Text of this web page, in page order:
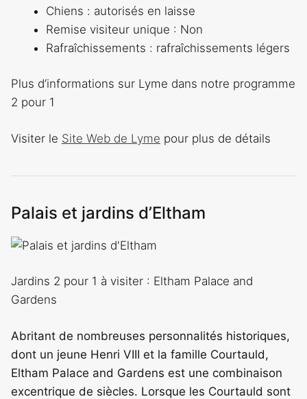
Chiens : autorisés en laisse
Remise visiteur unique : Non
Rafraîchissements : rafraîchissements légers
Plus d’informations sur Lyme dans notre programme
2 pour 1
Visiter le Site Web de Lyme pour plus de détails
Palais et jardins d’Eltham
Jardins 2 pour 1 à visiter : Eltham Palace and
Gardens
Abritant de nombreuses personnalités historiques,
dont un jeune Henri VIII et la famille Courtauld,
Eltham Palace and Gardens est une combinaison
excentrique de siècles. Lorsque les Courtauld sont